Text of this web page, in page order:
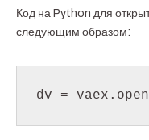
Код на Python для
следующим образом:
dv =